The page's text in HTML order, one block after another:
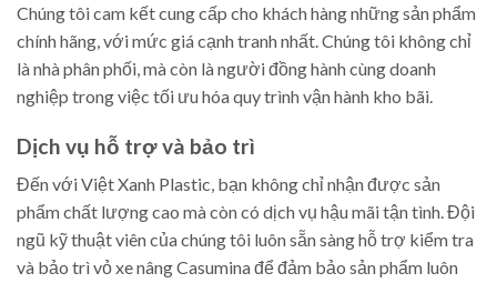
Chúng tôi cam kết cung cấp cho khách hàng những sản phẩm
chính hãng, với mức giá cạnh tranh nhất. Chúng tôi không chỉ
là nhà phân phối, mà còn là người đồng hành cùng doanh
nghiệp trong việc tối ưu hóa quy trình vận hành kho bãi.
Dịch vụ hỗ trợ và bảo trì
Đến với Việt Xanh Plastic, bạn không chỉ nhận được sản
phẩm chất lượng cao mà còn có dịch vụ hậu mãi tận tình. Đội
ngũ kỹ thuật viên của chúng tôi luôn sẵn sàng hỗ trợ kiểm tra
và bảo trì vỏ xe nâng Casumina để đảm bảo sản phẩm luôn